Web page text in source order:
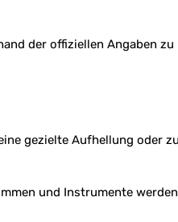
der offiziellen Angaben zu
gezielte Aufhellung oder
und Instrumente